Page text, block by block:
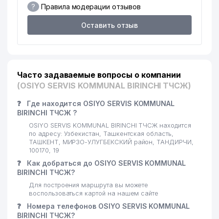
16 АКРАМОВ Д.Б. ИндП 875 м
17 DIV НОУ 913 м
19 DANCE-STEP ООО 969 м
20 AVTO LIDER LIZING ООО 988 м
? Правила модерации отзывов
Оставить отзыв
Часто задаваемые вопросы о компании
(OSIYO SERVIS KOMMUNAL BIRINCHI ТЧСЖ)
❓
Где находится OSIYO SERVIS KOMMUNAL
BIRINCHI ТЧСЖ ?
OSIYO SERVIS KOMMUNAL BIRINCHI ТЧСЖ находится
по адресу: Узбекистан, Ташкентская область,
ТАШКЕНТ, МИРЗО-УЛУГБЕКСКИЙ район, ТАНДИРЧИ,
100170, 19
❓
Как добраться до OSIYO SERVIS KOMMUNAL
BIRINCHI ТЧСЖ?
Для построения маршрута вы можете
воспользоваться картой на нашем сайте
❓
Номера телефонов OSIYO SERVIS KOMMUNAL
BIRINCHI ТЧСЖ?